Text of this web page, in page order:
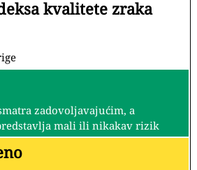
kvalitete zraka
zadovoljavajućim, a
mali ili nikakav rizik